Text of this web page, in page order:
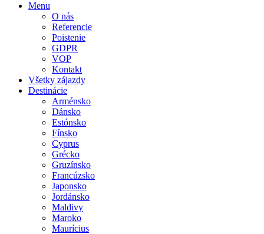
Menu
O nás
Referencie
Poistenie
GDPR
VOP
Kontakt
Všetky zájazdy
Destinácie
Arménsko
Dánsko
Estónsko
Fínsko
Cyprus
Grécko
Gruzínsko
Francúzsko
Japonsko
Jordánsko
Maldivy
Maroko
Maurícius